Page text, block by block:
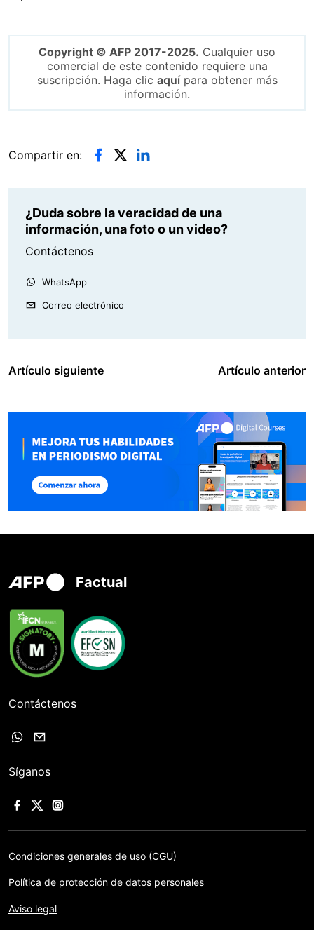
Copyright © AFP 2017-2025. Cualquier uso
comercial de este contenido requiere una
suscripción. Haga clic aquípara obtener más
información.
Compartir en:
¿Duda sobre la veracidad de una
información, una foto o un video?
Contáctenos
WhatsApp
Correo electrónico
Artículo siguiente Artículo anterior
Factual
Contáctenos
Síganos
Condiciones generales de uso (CGU)
Política de protección de datos personales
Aviso legal